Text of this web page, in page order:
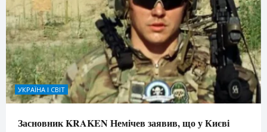
УКРАЇНА І СВІТ
Засновник KRAKEN Немічев заявив, що у Києві